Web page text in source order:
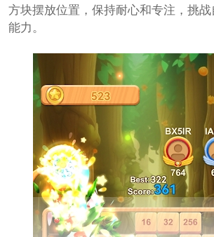
方块摆放位置，保持耐心和专注，挑战
能力。